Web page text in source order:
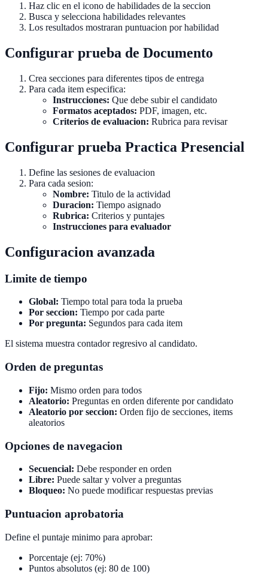
Haz clic en el icono de habilidades de la seccion
Busca y selecciona habilidades relevantes
Los resultados mostraran puntuacion por habilidad
Configurar prueba de Documento
Crea secciones para diferentes tipos de entrega
Para cada item especifica:
Instrucciones: Que debe subir el candidato
Formatos aceptados: PDF, imagen, etc.
Criterios de evaluacion: Rubrica para revisar
Configurar prueba Practica Presencial
Define las sesiones de evaluacion
Para cada sesion:
Nombre: Titulo de la actividad
Duracion: Tiempo asignado
Rubrica: Criterios y puntajes
Instrucciones para evaluador
Configuracion avanzada
Limite de tiempo
Global: Tiempo total para toda la prueba
Por seccion: Tiempo por cada parte
Por pregunta: Segundos para cada item
El sistema muestra contador regresivo al candidato.
Orden de preguntas
Fijo: Mismo orden para todos
Aleatorio: Preguntas en orden diferente por candidato
Aleatorio por seccion: Orden fijo de secciones, items
aleatorios
Opciones de navegacion
Secuencial: Debe responder en orden
Libre: Puede saltar y volver a preguntas
Bloqueo: No puede modificar respuestas previas
Puntuacion aprobatoria
Define el puntaje minimo para aprobar:
Porcentaje (ej: 70%)
Puntos absolutos (ej: 80 de 100)